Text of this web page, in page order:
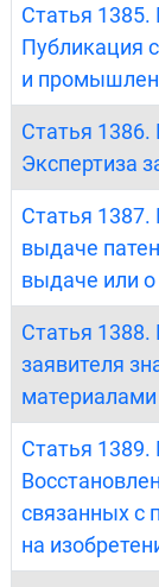
Статья 1385.
Публикация
и
Статья 1386.
Экспертиза
Статья
выдаче
выдаче или о
Статья
заявителя
материалами
Статья 1389.
связанных с
на